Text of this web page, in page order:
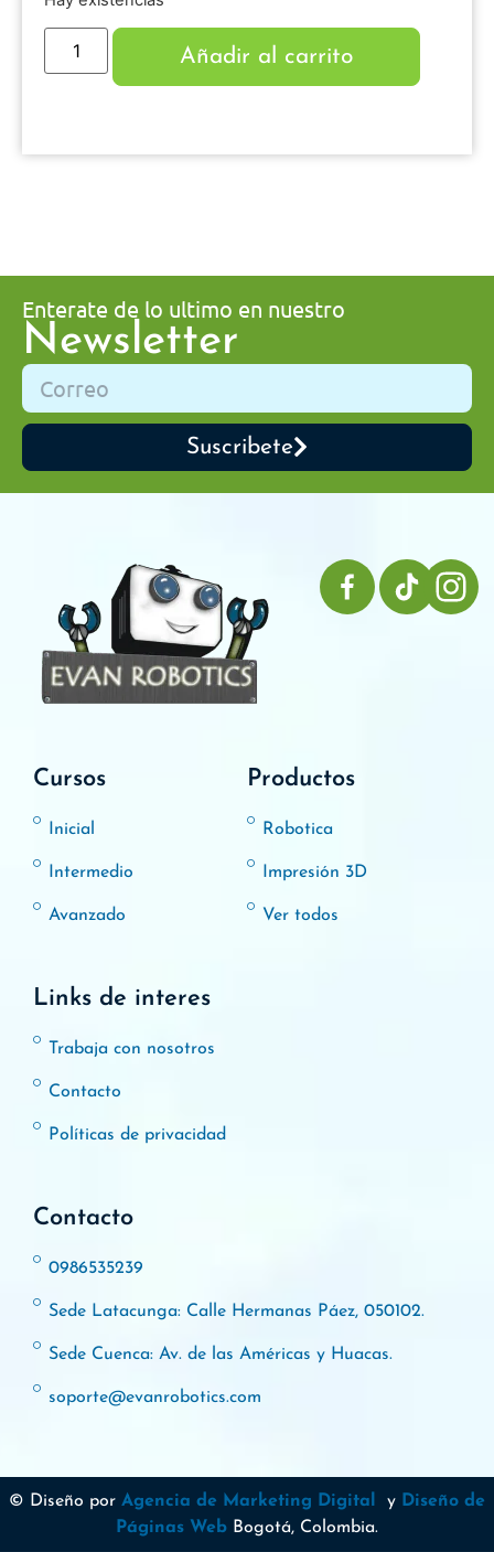
Añadir al carrito
Enterate de lo ultimo en nuestro
Newsletter
Suscribete
Cursos
Inicial
Intermedio
Avanzado
Productos
Robotica
Impresión 3D
Ver todos
Links de interes
Trabaja con nosotros
Contacto
Políticas de privacidad
Contacto
0986535239
Sede Latacunga: Calle Hermanas Páez, 050102.
Sede Cuenca: Av. de las Américas y Huacas.
soporte@evanrobotics.com
© Diseño por Agencia de Marketing Digital y Diseño de
Páginas Web Bogotá, Colombia.